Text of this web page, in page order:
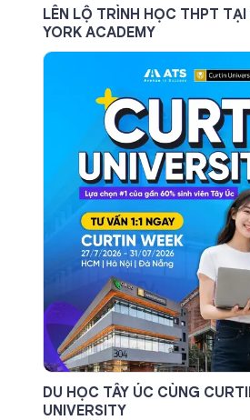
LÊN LỘ TRÌNH HỌC THPT
YORK ACADEMY
DU HỌC TÂY ÚC CÙNG
UNIVERSITY